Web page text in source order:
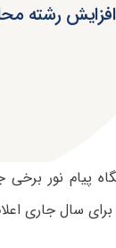
افزایش رشته
پیام نور
برای سال جاری